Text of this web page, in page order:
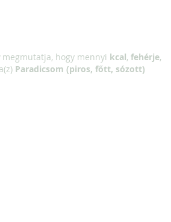
megmutatja, hogy mennyi kcal, fehérje,
Paradicsom (piros, főtt, sózott)